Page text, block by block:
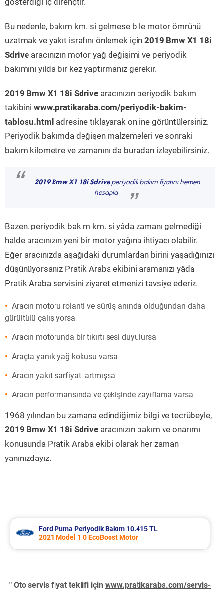
gösterdiği iç dirençtir.
Bu nedenle, bakım km. si gelmese bile motor ömrünü
uzatmak ve yakıt israfını önlemek için 2019 Bmw X1 18i
Sdrive aracınızın motor yağ değişimi ve periyodik
bakımını yılda bir kez yaptırmanız gerekir.
2019 Bmw X1 18i Sdrive aracınızın periyodik bakım
takibini www.pratikaraba.com/periyodik-bakim-
tablosu.html adresine tıklayarak online görüntülersiniz.
Periyodik bakımda değişen malzemeleri ve sonraki
bakım kilometre ve zamanını da buradan izleyebilirsiniz.
“ 2019 Bmw X1 18i Sdriveperiyodik bakım fiyatını hemen
hesapla
”
Bazen, periyodik bakım km. si yâda zamanı gelmediği
halde aracınızın yeni bir motor yağına ihtiyacı olabilir.
Eğer aracınızda aşağıdaki durumlardan birini yaşadığınızı
düşünüyorsanız Pratik Araba ekibini aramanızı yâda
Pratik Araba servisini ziyaret etmenizi tavsiye ederiz.
Aracın motoru rolanti ve sürüş anında olduğundan daha
gürültülü çalışıyorsa
Aracın motorunda bir tıkırtı sesi duyulursa
Araçta yanık yağ kokusu varsa
Aracın yakıt sarfiyatı artmışsa
Aracın performansında ve çekişinde zayıflama varsa
1968 yılından bu zamana edindiğimiz bilgi ve tecrübeyle,
2019 Bmw X1 18i Sdrive aracınızın bakım ve onarımı
konusunda Pratik Araba ekibi olarak her zaman
yanınızdayız.
Ford Puma Periyodik Bakım 10.415 TL
2021 Model 1.0 EcoBoost Motor
" Oto servis fiyat teklifi için www.pratikaraba.com/servis-